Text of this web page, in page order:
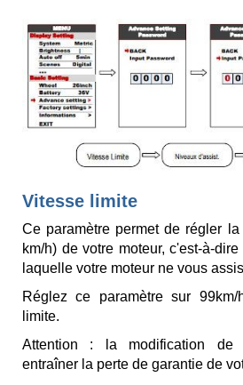
Vitesse limite
Ce paramètre permet de régler
km/h) de votre moteur, c'est-à-
laquelle votre moteur ne vous
Réglez ce paramètre sur
limite.
Attention : la modification de
entraîner la perte de garantie de